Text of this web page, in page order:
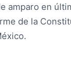
amparo en
de la